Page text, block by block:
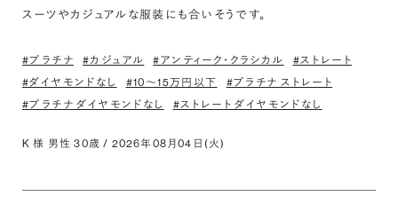
スーツやカジュアルな服装にも合いそうです。
#プラチナ #カジュアル #アンティーク・クラシカル
#ストレート
#ダイヤモンドなし
#10〜15万円以下
#プラチナ ストレート
#プラチナ ダイヤモンドなし
#ストレート ダイヤモンドなし
K 様 男性 30歳 / 2026年08月04日(火)